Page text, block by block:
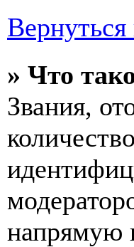
Вернуться
» Что
Звания,
напрямую